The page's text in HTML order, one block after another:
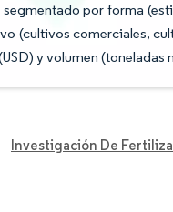
por forma
(cultivos comerciales,
y volumen (toneladas
Investigación De